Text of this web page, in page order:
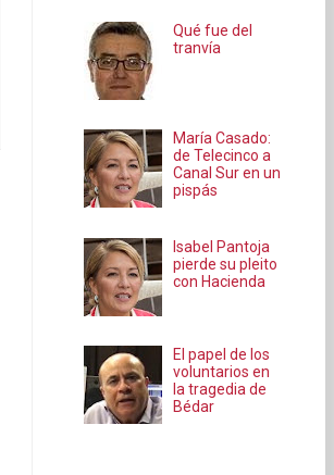
Qué fue del
tranvía
María Casado:
de Telecinco a
Canal Sur en un
pispás
Isabel Pantoja
pierde su pleito
con Hacienda
El papel de los
voluntarios en
la tragedia de
Bédar